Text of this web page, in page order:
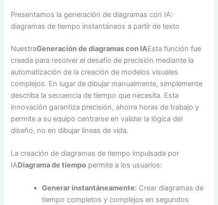
Presentamos la generación de diagramas con IA:
diagramas de tiempo instantáneos a partir de texto
NuestraGeneración de diagramas con IAEsta función fue
creada para resolver el desafío de precisión mediante la
automatización de la creación de modelos visuales
complejos. En lugar de dibujar manualmente, simplemente
describa la secuencia de tiempo que necesita. Esta
innovación garantiza precisión, ahorra horas de trabajo y
permite a su equipo centrarse en validar la lógica del
diseño, no en dibujar líneas de vida.
La creación de diagramas de tiempo impulsada por
IADiagrama de tiempo permite a los usuarios:
Generar instantáneamente: Crear diagramas de
tiempo completos y complejos en segundos